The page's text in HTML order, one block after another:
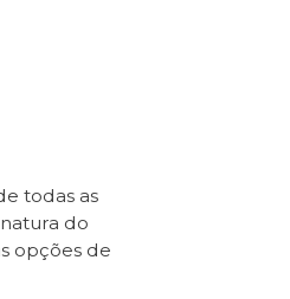
todas as
do
opções de